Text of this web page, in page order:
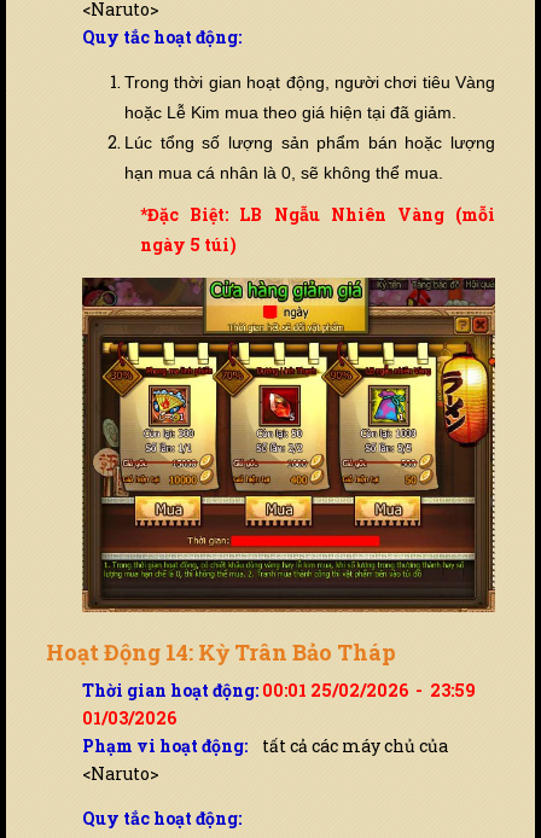
<Naruto>
Quy tắc hoạt động:
Trong thời gian hoạt động, người chơi tiêu Vàng
hoặc Lễ Kim mua theo giá hiện tại đã giảm.
Lúc tổng số lượng sản phẩm bán hoặc lượng
hạn mua cá nhân là 0, sẽ không thể mua.
*Đặc Biệt: LB Ngẫu Nhiên Vàng (mỗi
ngày 5 túi)
Hoạt Động 14: Kỳ Trân Bảo Tháp
Thời gian hoạt động: 00:01 25/02/2026 - 23:59
01/03/2026
Phạm vi hoạt động: tất cả các máy chủ của
<Naruto>
Quy tắc hoạt động: